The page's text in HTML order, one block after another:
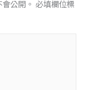
公開。 必填欄位標